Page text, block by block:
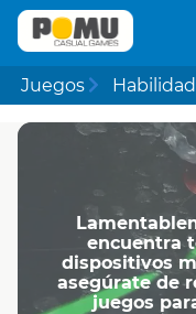
Juegos Habilidad
encuentra
dispositivos
asegúrate de
juegos